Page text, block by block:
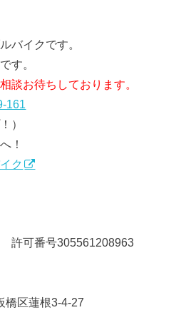
バイクです。
す。
談お待ちしております。
161
）
！
ク
許可番号305561208963
区蓮根3-4-27